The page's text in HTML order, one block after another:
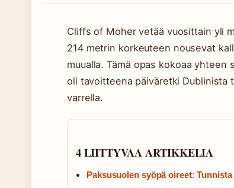
Cliffs of Moher vetää vuosittain yli
214 metrin korkeuteen nousevat
muualla. Tämä opas kokoaa
oli tavoitteena päiväretki Dublinista
varrella.
4 LIITTYVAA ARTIKKELIA
Paksusuolen syöpä oireet: